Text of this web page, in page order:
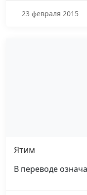
23 февраля 2015
Ятим
В переводе